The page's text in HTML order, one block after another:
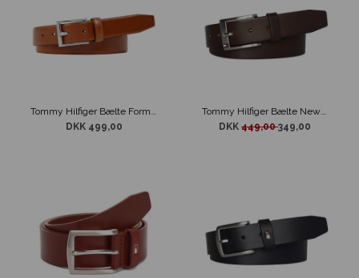
Tommy Hilfiger Bælte Formal Cognac
DKK 499,00
Tommy Hilfiger Bælte New Aly Testa Brunt Læder
DKK449,00349,00